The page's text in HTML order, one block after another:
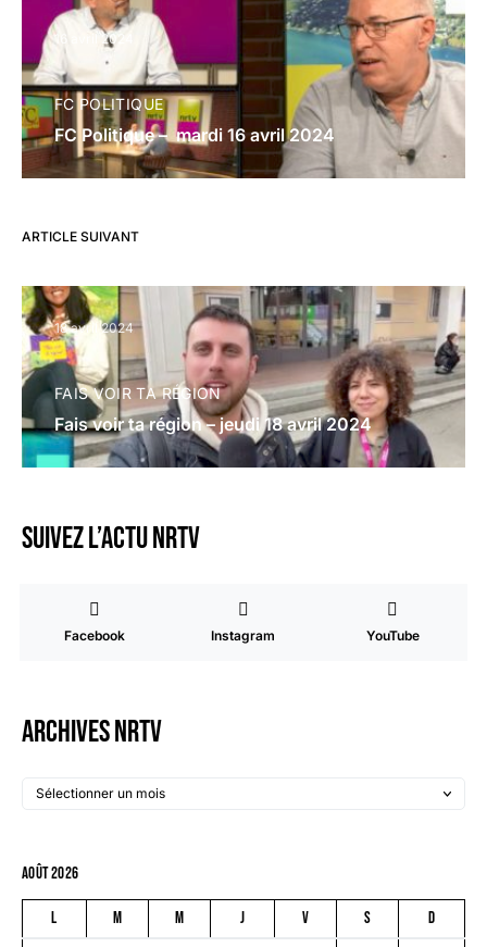
16 avril 2024
FC POLITIQUE
FC Politique – mardi 16 avril 2024
ARTICLE SUIVANT
18 avril 2024
FAIS VOIR TA RÉGION
Fais voir ta région – jeudi 18 avril 2024
Suivez l’actu NRTV
Facebook Instagram YouTube
Archives NRTV
août 2026
L M M J V S D